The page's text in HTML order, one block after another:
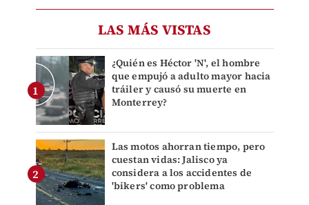
LAS MÁS VISTAS
¿Quién es Héctor 'N', el hombre
que empujó a adulto mayor hacia
tráiler y causó su muerte en
Monterrey?
Las motos ahorran tiempo, pero
cuestan vidas: Jalisco ya
considera a los accidentes de
'bikers' como problema